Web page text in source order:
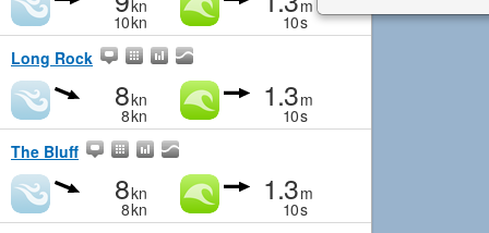
kn
10kn
m
10s
Long Rock
8kn
8kn
1.3m
10s
The Bluff
8kn
8kn
1.3m
10s